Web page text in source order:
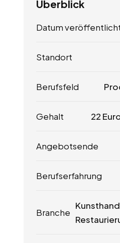
Überblick
Datum
Standort
Berufsfeld
Gehalt 22
Angebotsende
Berufserfahrung
Branche